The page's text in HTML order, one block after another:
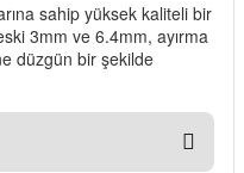
sahip yüksek kaliteli bir
3mm ve 6.4mm, ayırma
düzgün bir şekilde